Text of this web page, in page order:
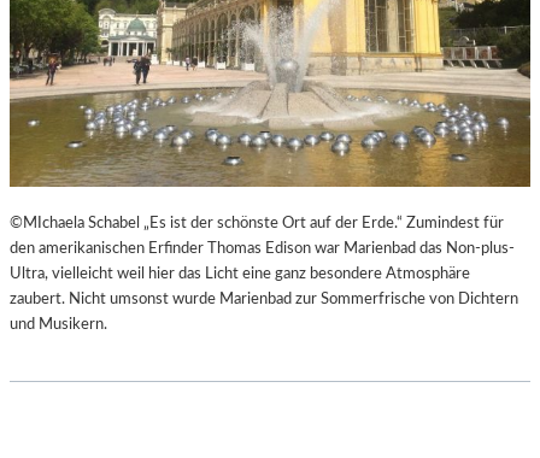
H
©MIchaela Schabel „Es ist der schönste Ort auf der Erde.“ Zumindest für
den amerikanischen Erfinder Thomas Edison war Marienbad das Non-plus-
Ultra, vielleicht weil hier das Licht eine ganz besondere Atmosphäre
zaubert. Nicht umsonst wurde Marienbad zur Sommerfrische von Dichtern
und Musikern.